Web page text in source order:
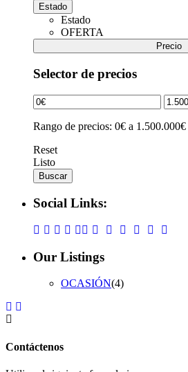
Estado
Estado
OFERTA
Precio
Selector de precios
Rango de precios: 0€ a 1.500.000€
Reset
Listo
Buscar
Social Links:
Our Listings
OCASIÓN(4)
Contáctenos